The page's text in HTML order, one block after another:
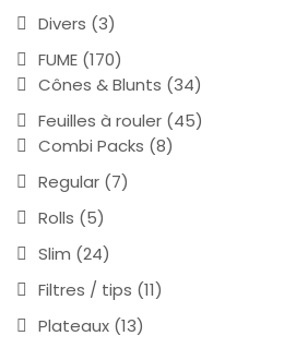
Divers (3)
FUME (170)
Cônes & Blunts (34)
Feuilles à rouler (45)
Combi Packs (8)
Regular (7)
Rolls (5)
Slim (24)
Filtres / tips (11)
Plateaux (13)